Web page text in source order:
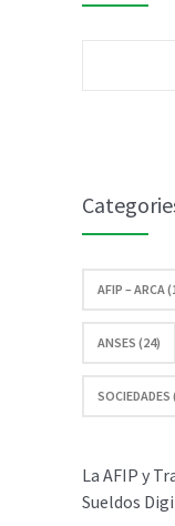
AFIP – ARCA
ANSES (24)
SOCIEDADES
La AFIP y
Sueldos